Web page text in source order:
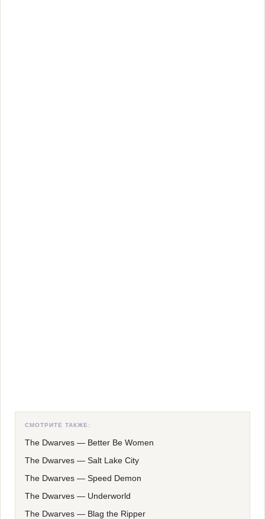
СМОТРИТЕ ТАКЖЕ:
The Dwarves — Better Be Women
The Dwarves — Salt Lake City
The Dwarves — Speed Demon
The Dwarves — Underworld
The Dwarves — Blag the Ripper